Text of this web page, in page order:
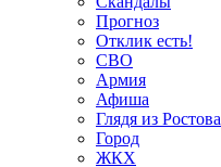
Прогноз
Отклик есть!
СВО
Армия
Афиша
Глядя из Ростова
Город
ЖКХ